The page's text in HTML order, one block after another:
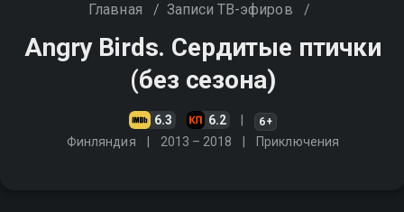
Главная / Записи ТВ-эфиров /
Angry Birds. Сердитые птички
(без сезона)
6.3 6.2 6+
Финляндия 2013 – 2018 Приключения